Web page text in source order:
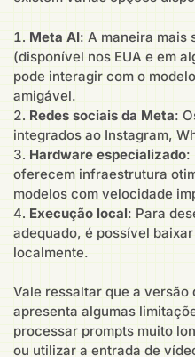
Meta AI: A maneira mais
(disponível nos EUA e em
pode interagir com o
amigável.
Redes sociais da Meta:
integrados ao Instagram,
Hardware especializado:
oferecem infraestrutura
modelos com velocidade
Execução local: Para
adequado, é possível
localmente.
Vale ressaltar que a versão
apresenta algumas
processar prompts muito
ou utilizar a entrada de